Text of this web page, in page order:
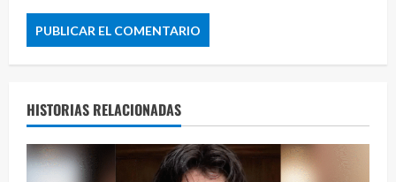
HISTORIAS RELACIONADAS